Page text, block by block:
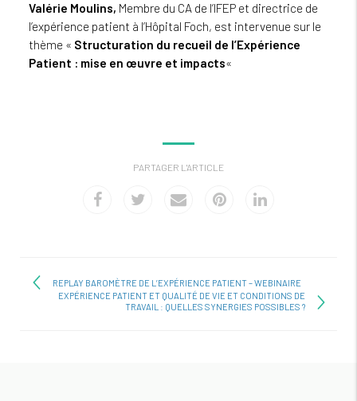
Valérie Moulins, Membre du CA de l’IFEP et directrice de
l’expérience patient à l’Hôpital Foch, est intervenue sur le
thème « Structuration du recueil de l’Expérience
Patient : mise en œuvre et impacts«
PARTAGER L'ARTICLE
REPLAY BAROMÈTRE DE L’EXPÉRIENCE PATIENT – WEBINAIRE
EXPÉRIENCE PATIENT ET QUALITÉ DE VIE ET CONDITIONS DE
TRAVAIL : QUELLES SYNERGIES POSSIBLES ?